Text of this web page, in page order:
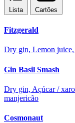
Lista Cartões
Fitzgerald
Dry gin, Lemon juice,
Gin Basil Smash
Dry gin, Açúcar /
manjericão
Cosmonaut